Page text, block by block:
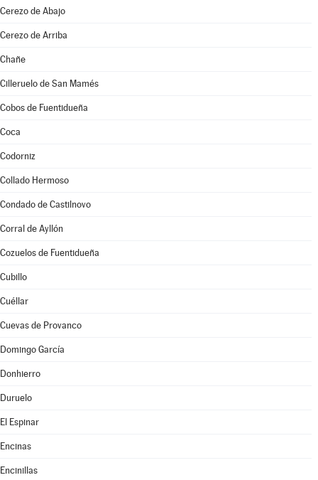
Cerezo de Abajo
Cerezo de Arriba
Chañe
Cilleruelo de San Mamés
Cobos de Fuentidueña
Coca
Codorniz
Collado Hermoso
Condado de Castilnovo
Corral de Ayllón
Cozuelos de Fuentidueña
Cubillo
Cuéllar
Cuevas de Provanco
Domingo García
Donhierro
Duruelo
El Espinar
Encinas
Encinillas